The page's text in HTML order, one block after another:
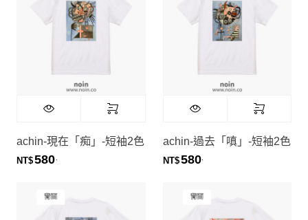
achin-現在「痴」-短袖2色
NT$580
achin-過去「嗔」-短袖2色
NT$580